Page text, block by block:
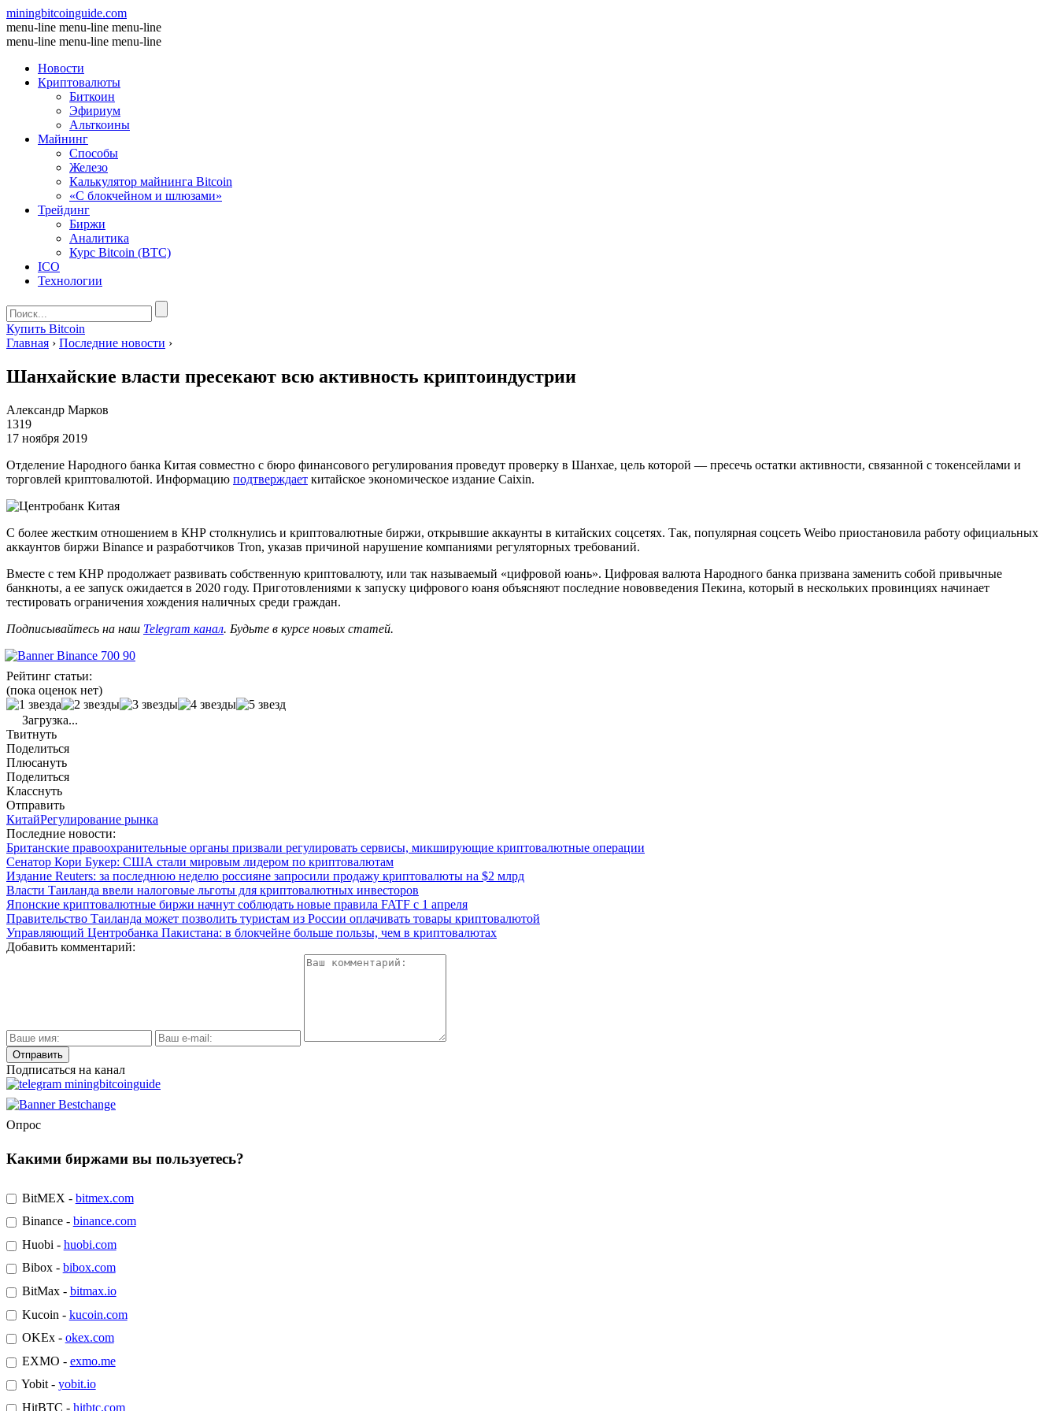
miningbitcoinguide.com
menu-line menu-line menu-line
menu-line menu-line menu-line
Новости
Криптовалюты
Биткоин
Эфириум
Альткоины
Майнинг
Способы
Железо
Калькулятор майнинга Bitcoin
«С блокчейном и шлюзами»
Трейдинг
Биржи
Аналитика
Курс Bitcoin (BTC)
ICO
Технологии
Купить Bitcoin
Главная › Последние новости ›
Шанхайские власти пресекают всю активность криптоиндустрии
Александр Марков
1319
17 ноября 2019
Отделение Народного банка Китая совместно с бюро финансового регулирования проведут проверку в Шанхае, цель которой — пресечь остатки активности, связанной с токенсейлами и
торговлей криптовалютой. Информацию подтверждает китайское экономическое издание Caixin.
С более жестким отношением в КНР столкнулись и криптовалютные биржи, открывшие аккаунты в китайских соцсетях. Так, популярная соцсеть Weibo приостановила работу официальных
аккаунтов биржи Binance и разработчиков Tron, указав причиной нарушение компаниями регуляторных требований.
Вместе с тем КНР продолжает развивать собственную криптовалюту, или так называемый «цифровой юань». Цифровая валюта Народного банка призвана заменить собой привычные
банкноты, а ее запуск ожидается в 2020 году. Приготовлениями к запуску цифрового юаня объясняют последние нововведения Пекина, который в нескольких провинциях начинает
тестировать ограничения хождения наличных среди граждан.
Подписывайтесь на наш Telegram канал. Будьте в курсе новых статей.
Рейтинг статьи:
(пока оценок нет)
Загрузка...
Твитнуть
Поделиться
Плюсануть
Поделиться
Класснуть
Отправить
КитайРегулирование рынка
Последние новости:
Британские правоохранительные органы призвали регулировать сервисы, микширующие криптовалютные операции
Сенатор Кори Букер: США стали мировым лидером по криптовалютам
Издание Reuters: за последнюю неделю россияне запросили продажу криптовалюты на $2 млрд
Власти Таиланда ввели налоговые льготы для криптовалютных инвесторов
Японские криптовалютные биржи начнут соблюдать новые правила FATF с 1 апреля
Правительство Таиланда может позволить туристам из России оплачивать товары криптовалютой
Управляющий Центробанка Пакистана: в блокчейне больше пользы, чем в криптовалютах
Добавить комментарий:
Подписаться на канал
Опрос
Какими биржами вы пользуетесь?
BitMEX - bitmex.com
Binance - binance.com
Huobi - huobi.com
Bibox - bibox.com
BitMax - bitmax.io
Kucoin - kucoin.com
OKEx - okex.com
EXMO - exmo.me
Yobit - yobit.io
HitBTC - hitbtc.com